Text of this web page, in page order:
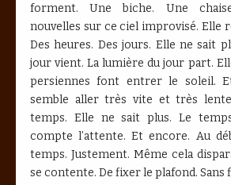
forment. Une biche. Une
nouvelles sur ce ciel improvisé. Elle
Des heures. Des jours. Elle ne sait
jour vient. La lumière du jour part.
persiennes font entrer le soleil.
semble aller très vite et très
temps. Elle ne sait plus. Le
compte l’attente. Et encore. Au
temps. Justement. Même cela
se contente. De fixer le plafond. Sans